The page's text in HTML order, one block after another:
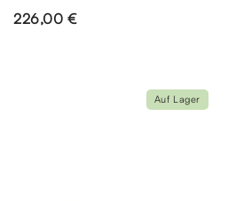
226,00 €
Auf Lager